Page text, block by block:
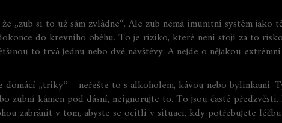
„zub si to už sám zvládne“. Ale zub nemá imunitní systém jako
do krevního oběhu. To je riziko, které není stojí za to
to trvá jednu nebo dvě návštěvy. A nejde o nějakou
„triky“ – neřešte to s alkoholem, kávou nebo bylinkami.
zubní kámen pod dásní, neignorujte to. To jsou časté
zabránit v tom, abyste se ocitli v situaci, kdy potřebujete